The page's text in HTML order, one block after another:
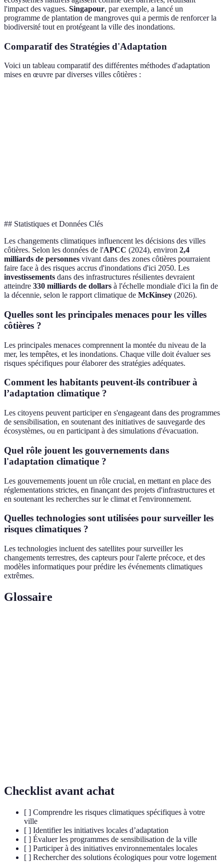
l'impact des vagues. Singapour, par exemple, a lancé un
programme de plantation de mangroves qui a permis de renforcer la
biodiversité tout en protégeant la ville des inondations.
Comparatif des Stratégies d'Adaptation
Voici un tableau comparatif des différentes méthodes d'adaptation
mises en œuvre par diverses villes côtières :
## Statistiques et Données Clés
Les changements climatiques influencent les décisions des villes
côtières. Selon les données de l'APCC (2024), environ 2,4
milliards de personnes vivant dans des zones côtières pourraient
faire face à des risques accrus d'inondations d'ici 2050. Les
investissements dans des infrastructures résilientes devraient
atteindre 330 milliards de dollars à l'échelle mondiale d'ici la fin de
la décennie, selon le rapport climatique de McKinsey (2026).
Quelles sont les principales menaces pour les villes
côtières ?
Les principales menaces comprennent la montée du niveau de la
mer, les tempêtes, et les inondations. Chaque ville doit évaluer ses
risques spécifiques pour élaborer des stratégies adéquates.
Comment les habitants peuvent-ils contribuer à
l’adaptation climatique ?
Les citoyens peuvent participer en s'engageant dans des programmes
de sensibilisation, en soutenant des initiatives de sauvegarde des
écosystèmes, ou en participant à des simulations d'évacuation.
Quel rôle jouent les gouvernements dans
l'adaptation climatique ?
Les gouvernements jouent un rôle crucial, en mettant en place des
réglementations strictes, en finançant des projets d'infrastructures et
en soutenant les recherches sur le climat et l'environnement.
Quelles technologies sont utilisées pour surveiller les
risques climatiques ?
Les technologies incluent des satellites pour surveiller les
changements terrestres, des capteurs pour l'alerte précoce, et des
modèles informatiques pour prédire les événements climatiques
extrêmes.
Glossaire
Checklist avant achat
[ ] Comprendre les risques climatiques spécifiques à votre
ville
[ ] Identifier les initiatives locales d’adaptation
[ ] Évaluer les programmes de sensibilisation de la ville
[ ] Participer à des initiatives environnementales locales
[ ] Rechercher des solutions écologiques pour votre logement